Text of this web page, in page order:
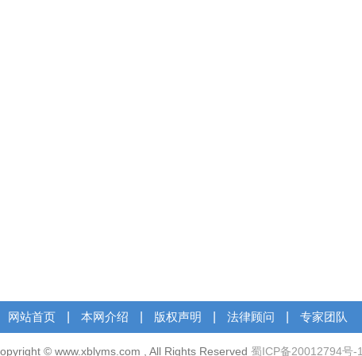
网站首页 本网介绍 版权声明 法律顾问 专家团队
© www.xblyms.com , All Rights Reserved 蜀ICP备20012794号-1